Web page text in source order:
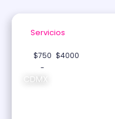
Servicios
$750
-
$4000
CDMX